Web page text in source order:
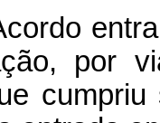
por